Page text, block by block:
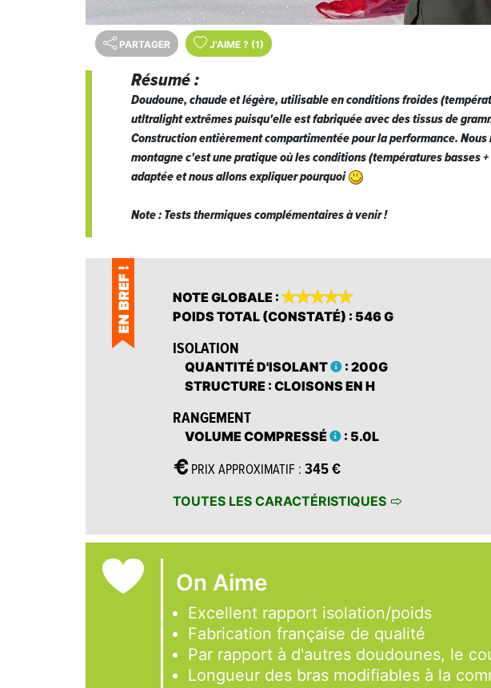
PARTAGER J'AIME ? (1)
Résumé :
Doudoune, chaude et légère, utilisable en conditions froides
utltralight extrêmes puisqu'elle est fabriquée avec des tissus de
Construction entièrement compartimentée pour la performance.
montagne c'est une pratique où les conditions (températures basses
adaptée et nous allons expliquer pourquoi
Note : Tests thermiques complémentaires à venir !
NOTE GLOBALE :

POIDS TOTAL (CONSTATÉ) : 546 G
ISOLATION
QUANTITÉ D'ISOLANT
: 200G
STRUCTURE : CLOISONS EN H
RANGEMENT
VOLUME COMPRESSÉ : 5.0L
PRIX APPROXIMATIF : 345 €
TOUTES LES CARACTÉRISTIQUES
On Aime
Excellent rapport isolation/poids
Fabrication française de qualité
Par rapport à d'autres doudounes, le
Longueur des bras modifiables à la